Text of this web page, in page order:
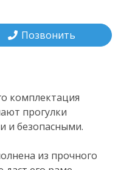
Позвонить
комплектация
прогулки
и безопасными.
из прочного